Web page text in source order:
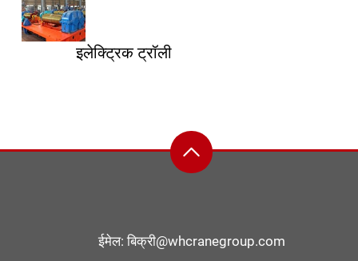
इलेक्ट्रिक ट्रॉली
ईमेल: बिक्री@whcranegroup.com